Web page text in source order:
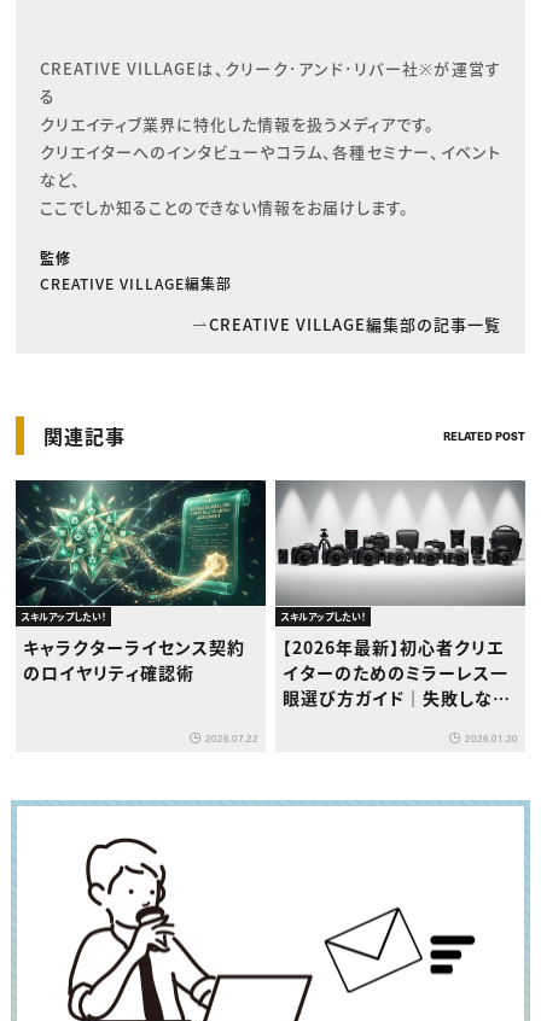
CREATIVE VILLAGEは、クリーク･アンド･リバー社※が運営す
る
クリエイティブ業界に特化した情報を扱うメディアです。
クリエイターへのインタビューやコラム、各種セミナー、イベント
など、
ここでしか知ることのできない情報をお届けします。
監修
CREATIVE VILLAGE編集部
CREATIVE VILLAGE編集部の記事一覧
関連記事 RELATED POST
スキルアップしたい！
キャラクターライセンス契約
のロイヤリティ確認術
2026.07.22
スキルアップしたい！
【2026年最新】初心者クリエ
イターのためのミラーレス一
眼選び方ガイド｜失敗しない
2026.01.30